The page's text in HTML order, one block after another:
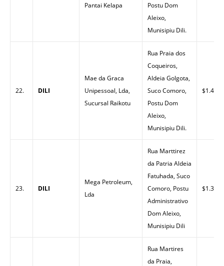
Pantai Kelapa
Postu Dom
Aleixo,
Munisipiu Dili.
22. DILI
Mae da Graca
Unipessoal, Lda,
Sucursal Raikotu
Rua Praia dos
Coqueiros,
Aldeia Golgota,
Suco Comoro,
Postu Dom
Aleixo,
Munisipiu Dili.
$1.40
23. DILI
Mega Petroleum,
Lda
Rua Marttirez
da Patria Aldeia
Fatuhada, Suco
Comoro, Postu
Administrativo
Dom Aleixo,
Munisipiu Dili
$1.33
Rua Martires
da Praia,